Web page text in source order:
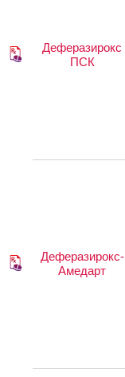
Деферазирокс
ПСК
Деферазирокс-
Амедарт